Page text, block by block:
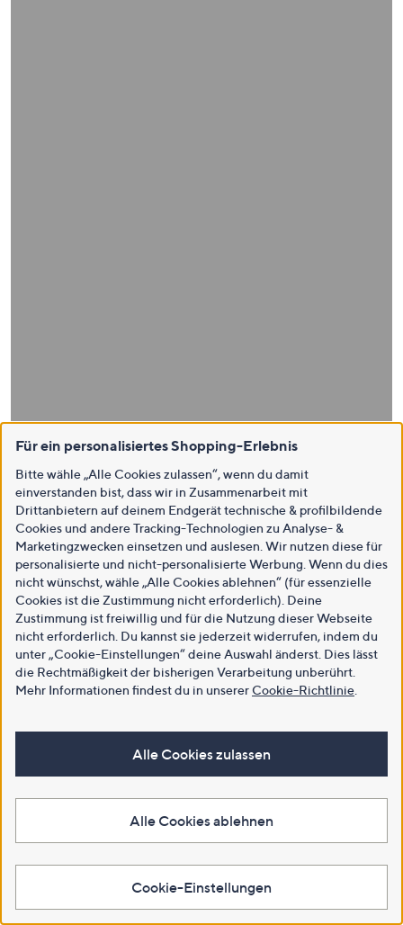
Für ein personalisiertes Shopping-Erlebnis
Bitte wähle „Alle Cookies zulassen“, wenn du damit
einverstanden bist, dass wir in Zusammenarbeit mit
Drittanbietern auf deinem Endgerät technische & profilbildende
Cookies und andere Tracking-Technologien zu Analyse- &
Marketingzwecken einsetzen und auslesen. Wir nutzen diese für
personalisierte und nicht-personalisierte Werbung. Wenn du dies
nicht wünschst, wähle „Alle Cookies ablehnen“ (für essenzielle
Cookies ist die Zustimmung nicht erforderlich). Deine
Zustimmung ist freiwillig und für die Nutzung dieser Webseite
nicht erforderlich. Du kannst sie jederzeit widerrufen, indem du
unter „Cookie-Einstellungen“ deine Auswahl änderst. Dies lässt
die Rechtmäßigkeit der bisherigen Verarbeitung unberührt.
Mehr Informationen findest du in unsererCookie-Richtlinie
Alle Cookies zulassen
Alle Cookies ablehnen
Cookie-Einstellungen